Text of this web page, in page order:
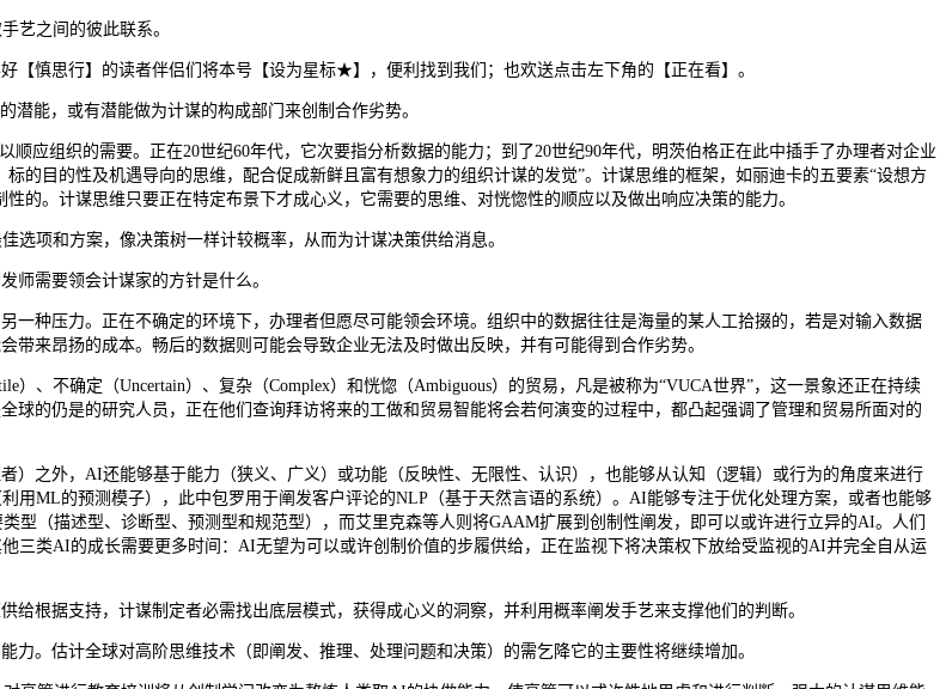
艺之间的彼此联系。
慎思行】的读者伴侣们将本号【设为星标★】，便利找到我们；也欢送点击左下角的【正在看】。
能，或有潜能做为计谋的构成部门来创制合作劣势。
组织的需要。正在20世纪60年代，它次要指分析数据的能力；到了20世纪90年代，明茨伯格正在此中插手了办理者对企业
的目的性及机遇导向的思维，配合促成新鲜且富有想象力的组织计谋的发觉”。计谋思维的框架，如丽迪卡的五要素“设想方
的。计谋思维只要正在特定布景下才成心义，它需要的思维、对恍惚性的顺应以及做出响应决策的能力。
项和方案，像决策树一样计较概率，从而为计谋决策供给消息。
需要领会计谋家的方针是什么。
种压力。正在不确定的环境下，办理者但愿尽可能领会环境。组织中的数据往往是海量的某人工拾掇的，若是对输入数据
来昂扬的成本。畅后的数据则可能会导致企业无法及时做出反映，并有可能得到合作劣势。
不确定（Uncertain）、复杂（Complex）和恍惚（Ambiguous）的贸易，凡是被称为“VUCA世界”，这一景象还正在持续
的仍是的研究人员，正在他们查询拜访将来的工做和贸易智能将会若何演变的过程中，都凸起强调了管理和贸易所面对的
之外，AI还能够基于能力（狭义、广义）或功能（反映性、无限性、认识），也能够从认知（逻辑）或行为的角度来进行
用ML的预测模子），此中包罗用于阐发客户评论的NLP（基于天然言语的系统）。AI能够专注于优化处理方案，或者也能够
型（描述型、诊断型、预测型和规范型），而艾里克森等人则将GAAM扩展到创制性阐发，即可以或许进行立异的AI。人们
三类AI的成长需要更多时间：AI无望为可以或许创制价值的步履供给，正在监视下将决策权下放给受监视的AI并完全自从运
据支持，计谋制定者必需找出底层模式，获得成心义的洞察，并利用概率阐发手艺来支撑他们的判断。
估计全球对高阶思维技术（即阐发、推理、处理问题和决策）的需乞降它的主要性将继续增加。